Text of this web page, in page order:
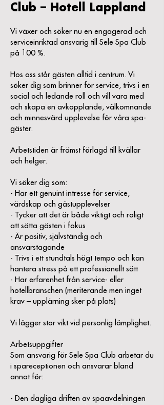
Club – Hotell Lappland
Vi växer och söker nu en engagerad och
serviceinriktad ansvarig till Sele Spa Club
på 100 %.
Hos oss står gästen alltid i centrum. Vi
söker dig som brinner för service, trivs i en
social och ledande roll och vill vara med
och skapa en avkopplande, välkomnande
och minnesvärd upplevelse för våra spa-
gäster.
Arbetstiden är främst förlagd till kvällar
och helger.
Vi söker dig som:
- Har ett genuint intresse för service,
värdskap och gästupplevelser
- Tycker att det är både viktigt och roligt
att sätta gästen i fokus
- Är positiv, självständig och
ansvarstagande
- Trivs i ett stundtals högt tempo och kan
hantera stress på ett professionellt sätt
- Har erfarenhet från service- eller
hotellbranschen (meriterande men inget
krav – upplärning sker på plats)
Vi lägger stor vikt vid personlig lämplighet.
Arbetsuppgifter
Som ansvarig för Sele Spa Club arbetar du
i spareceptionen och ansvarar bland
annat för:
- Den dagliga driften av spaavdelningen